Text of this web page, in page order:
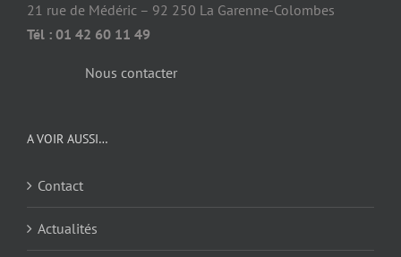
21 rue de Médéric – 92 250 La Garenne-Colombes
Tél : 01 42 60 11 49
Nous contacter
A VOIR AUSSI…
Contact
Actualités